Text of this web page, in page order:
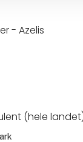
- Azelis
(hele